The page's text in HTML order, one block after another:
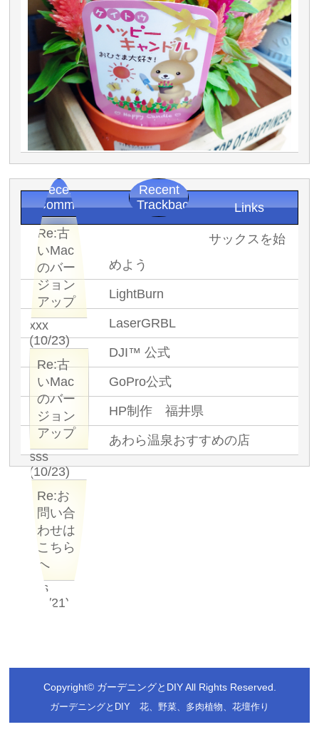
Recent
Comments
Re:古
いMac
のバー
ジョン
アップ
xxx
(10/23)
Re:古
いMac
のバー
ジョン
アップ
sss
(10/23)
Re:お
問い合
わせは
こちら
へ
sss
(09/21)
Recent
Trackbacks
Links
サックスを始
めよう
LightBurn
LaserGRBL
DJI™ 公式
GoPro公式
HP制作 福井県
あわら温泉おすすめの店
Copyright© ガーデニングとDIYAll Rights Reserved.
ガーデニングとDIY 花、野菜、多肉植物、花壇作り